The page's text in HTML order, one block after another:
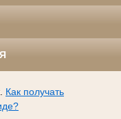
Как получать